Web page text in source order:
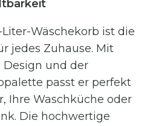
Wäschekorb ist die
jedes Zuhause. Mit
und der
passt er perfekt
Ihre Waschküche oder
Die hochwertige